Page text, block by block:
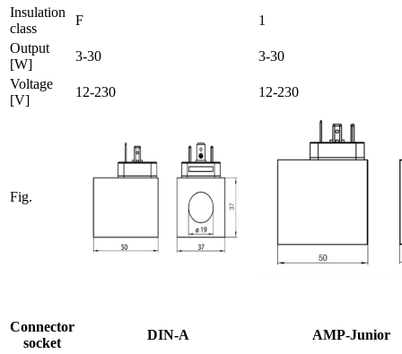
Insulation
class
F
1
Output
[W]
3-30
3-30
Voltage
[V]
12-230 12-230
Fig.
Connector
socket
DIN-A
AMP-Junior